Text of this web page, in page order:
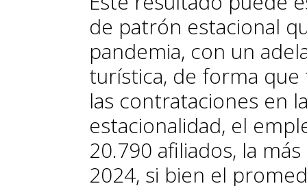
de patrón estacional
pandemia, con un
turística, de forma
las contrataciones en
estacionalidad, el
20.790 afiliados, la
2024, si bien el